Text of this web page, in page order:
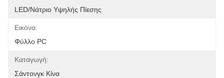
LED/Νάτριο Υψηλής Πίεσης
Εικόνα:
Φύλλο PC
Καταγωγή:
Σάντονγκ Κίνα